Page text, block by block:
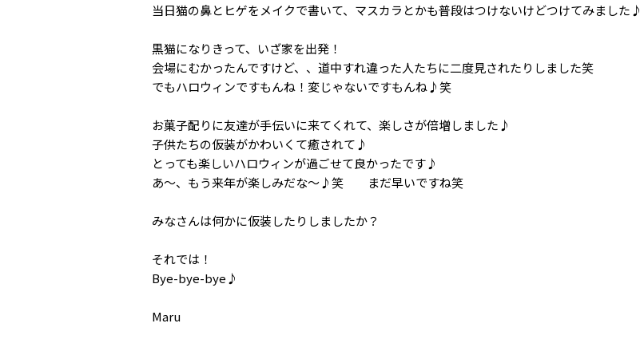
当日猫の鼻とヒゲをメイクで書いて、マスカラとかも普段はつけないけどつけてみました♪
黒猫になりきって、いざ家を出発！
会場にむかったんですけど、、道中すれ違った人たちに二度見されたりしました笑
でもハロウィンですもんね！変じゃないですもんね♪笑
お菓子配りに友達が手伝いに来てくれて、楽しさが倍増しました♪
子供たちの仮装がかわいくて癒されて♪
とっても楽しいハロウィンが過ごせて良かったです♪
あ～、もう来年が楽しみだな～♪笑 まだ早いですね笑
みなさんは何かに仮装したりしましたか？
それでは！
Bye-bye-bye♪
Maru